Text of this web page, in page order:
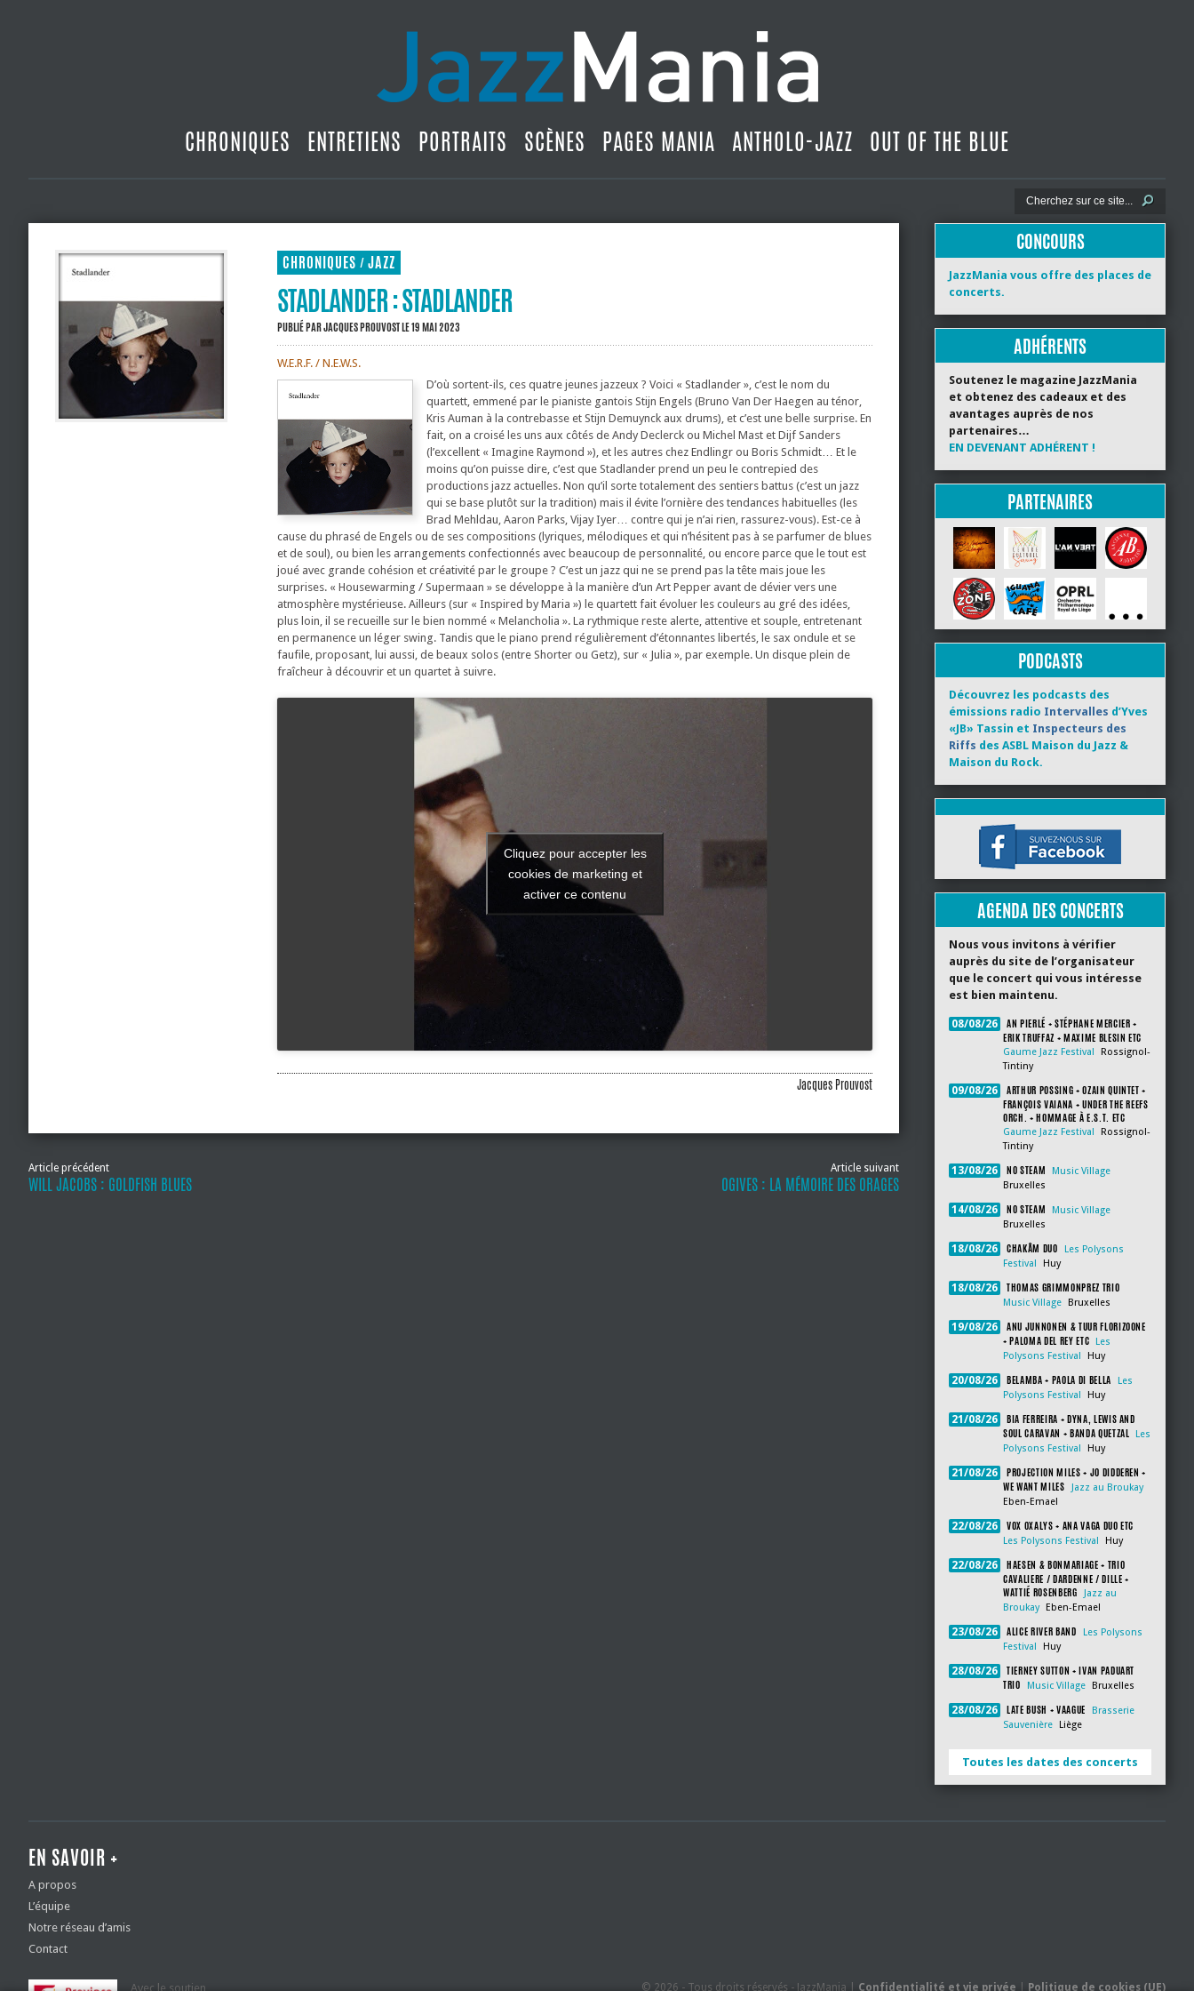
CHRONIQUES ENTRETIENS PORTRAITS SCÈNES PAGES MANIA ANTHOLO-JAZZ OUT OF THE BLUE
CHRONIQUES / JAZZ
STADLANDER : STADLANDER
PUBLIÉ PARJACQUES PROUVOSTLE 19 MAI 2023
W.E.R.F. / N.E.W.S.
D’où sortent-ils, ces quatre jeunes jazzeux ? Voici « Stadlander », c’est le nom du
quartett, emmené par le pianiste gantois Stijn Engels (Bruno Van Der Haegen au ténor,
Kris Auman à la contrebasse et Stijn Demuynck aux drums), et c’est une belle surprise. En
fait, on a croisé les uns aux côtés de Andy Declerck ou Michel Mast et Dijf Sanders
(l’excellent « Imagine Raymond »), et les autres chez Endlingr ou Boris Schmidt… Et le
moins qu’on puisse dire, c’est que Stadlander prend un peu le contrepied des
productions jazz actuelles. Non qu’il sorte totalement des sentiers battus (c’est un jazz
qui se base plutôt sur la tradition) mais il évite l’ornière des tendances habituelles (les
Brad Mehldau, Aaron Parks, Vijay Iyer… contre qui je n’ai rien, rassurez-vous). Est-ce à
cause du phrasé de Engels ou de ses compositions (lyriques, mélodiques et qui n’hésitent pas à se parfumer de blues
et de soul), ou bien les arrangements confectionnés avec beaucoup de personnalité, ou encore parce que le tout est
joué avec grande cohésion et créativité par le groupe ? C’est un jazz qui ne se prend pas la tête mais joue les
surprises. « Housewarming / Supermaan » se développe à la manière d’un Art Pepper avant de dévier vers une
atmosphère mystérieuse. Ailleurs (sur « Inspired by Maria ») le quartett fait évoluer les couleurs au gré des idées,
plus loin, il se recueille sur le bien nommé « Melancholia ». La rythmique reste alerte, attentive et souple, entretenant
en permanence un léger swing. Tandis que le piano prend régulièrement d’étonnantes libertés, le sax ondule et se
faufile, proposant, lui aussi, de beaux solos (entre Shorter ou Getz), sur « Julia », par exemple. Un disque plein de
fraîcheur à découvrir et un quartet à suivre.
Cliquez pour accepter les
cookies de marketing et
activer ce contenu
Jacques Prouvost
Article précédent
WILL JACOBS : GOLDFISH BLUES
Article suivant
OGIVES : LA MÉMOIRE DES ORAGES
CONCOURS
JazzMania vous offre des places de
concerts.
ADHÉRENTS
Soutenez le magazine JazzMania
et obtenez des cadeaux et des
avantages auprès de nos
partenaires…
EN DEVENANT ADHÉRENT !
PARTENAIRES
PODCASTS
Découvrez les podcasts des
émissions radio Intervalles d’Yves
«JB» Tassin et Inspecteurs des
Riffs des ASBL Maison du Jazz &
Maison du Rock.
AGENDA DES CONCERTS
Nous vous invitons à vérifier
auprès du site de l’organisateur
que le concert qui vous intéresse
est bien maintenu.
08/08/26
AN PIERLÉ + STÉPHANE MERCIER +
ERIK TRUFFAZ + MAXIME BLESIN ETC
Gaume Jazz Festival
Rossignol-
Tintiny
09/08/26
ARTHUR POSSING + OZAIN QUINTET +
FRANÇOIS VAIANA + UNDER THE REEFS
ORCH. + HOMMAGE À E.S.T. ETC
Gaume Jazz Festival
Rossignol-
Tintiny
13/08/26 NO STEAM
Music Village
Bruxelles
14/08/26 NO STEAM
Music Village
Bruxelles
18/08/26 CHAKÂM DUO
Les Polysons
Festival
Huy
18/08/26 THOMAS GRIMMONPREZ TRIO
Music Village Bruxelles
19/08/26
ANU JUNNONEN & TUUR FLORIZOONE
+ PALOMA DEL REY ETC
Les
Polysons Festival
Huy
20/08/26 BELAMBA + PAOLA DI BELLA
Les
Polysons Festival
Huy
21/08/26
BIA FERREIRA + DYNA, LEWIS AND
SOUL CARAVAN + BANDA QUETZAL
Les
Polysons Festival
Huy
21/08/26
PROJECTION MILES + JO DIDDEREN +
WE WANT MILES
Jazz au Broukay
Eben-Emael
22/08/26 VOX OXALYS + ANA VAGA DUO ETC
Les Polysons Festival Huy
22/08/26
HAESEN & BONMARIAGE + TRIO
CAVALIERE / DARDENNE / DILLE +
WATTIÉ ROSENBERG
Jazz au
Broukay
Eben-Emael
23/08/26 ALICE RIVER BAND
Les Polysons
Festival
Huy
28/08/26
TIERNEY SUTTON + IVAN PADUART
TRIO
Music Village Bruxelles
28/08/26 LATE BUSH + VAAGUE
Brasserie
Sauvenière
Liège
Toutes les dates des concerts
EN SAVOIR +
A propos
L’équipe
Notre réseau d’amis
Contact
Avec le soutien © 2026 - Tous droits réservés - JazzMania | Confidentialité et vie privée Politique de cookies (UE)